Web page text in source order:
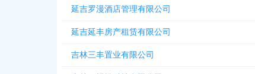
延吉罗漫酒店管理有限公司
延吉延丰房产租赁有限公司
吉林三丰置业有限公司